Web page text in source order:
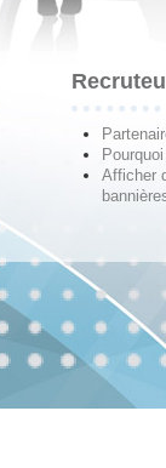
Afficher